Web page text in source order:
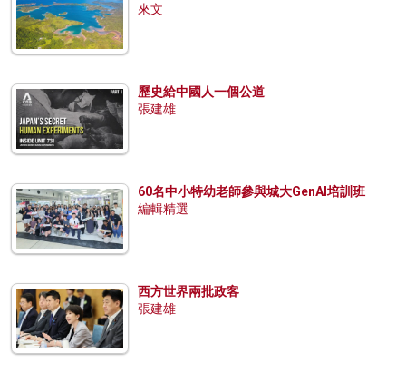
來文
歷史給中國人一個公道
張建雄
60名中小特幼老師參與城大GenAI培訓班
編輯精選
西方世界兩批政客
張建雄